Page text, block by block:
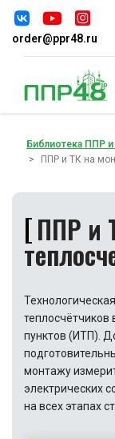
order@ppr48.ru
Библиотека ППР
ППР и ТК на
ППР и
теплосчётчиков
пунктов (ИТП).
монтажу
электрических
на всех этапах